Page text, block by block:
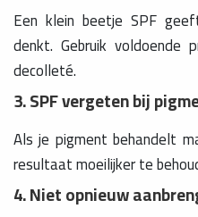
Een klein beetje SPF
denkt. Gebruik voldoende
decolleté.
3. SPF vergeten bij
Als je pigment behandelt
resultaat moeilijker te
4. Niet opnieuw